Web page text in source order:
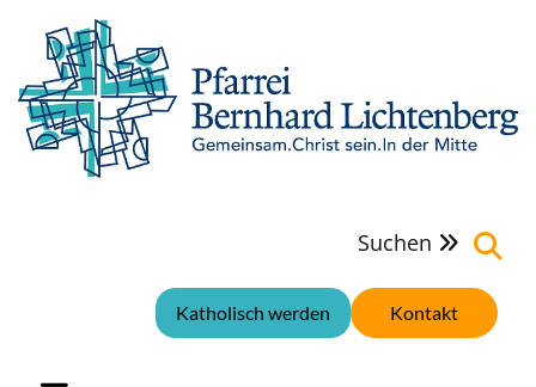
Suchen 
Kontakt
Katholisch werden